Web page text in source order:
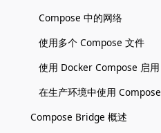
Compose 中的网络
使用多个 Compose 文件
在生产环境中使用 Compose
Compose Bridge 概述